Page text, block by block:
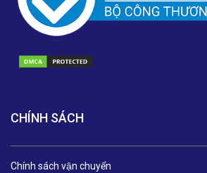
CHÍNH SÁCH
Chính sách vận chuyển